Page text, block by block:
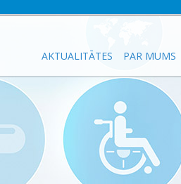
AKTUALITĀTES PAR MUMS